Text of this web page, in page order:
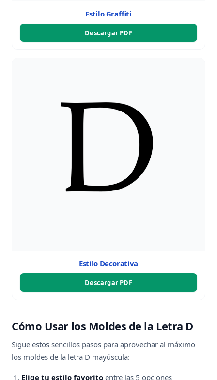
Estilo Graffiti
Descargar PDF
Estilo Decorativa
Descargar PDF
Cómo Usar los Moldes de la Letra D
Sigue estos sencillos pasos para aprovechar al máximo
los moldes de la letra D mayúscula:
Elige tu estilo favorito entre las 5 opciones